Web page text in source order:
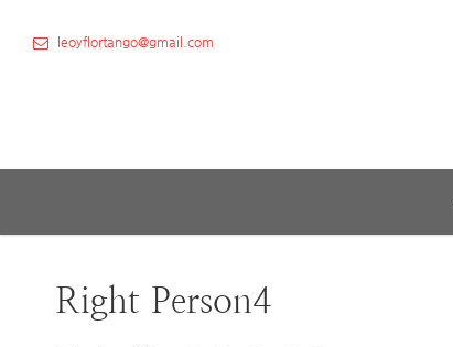
leoyflortango@gmail.com
Right Person4